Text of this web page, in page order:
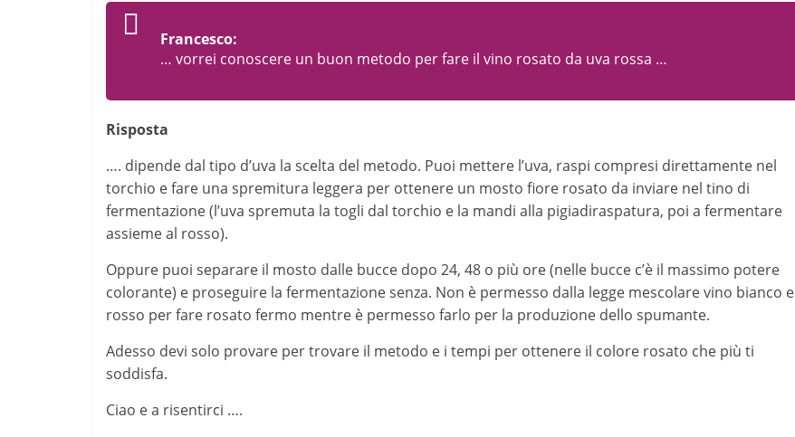
Francesco:
… vorrei conoscere un buon metodo per fare il vino rosato da uva rossa …
Risposta
…. dipende dal tipo d’uva la scelta del metodo. Puoi mettere l’uva, raspi compresi direttamente nel
torchio e fare una spremitura leggera per ottenere un mosto fiore rosato da inviare nel tino di
fermentazione (l’uva spremuta la togli dal torchio e la mandi alla pigiadiraspatura, poi a fermentare
assieme al rosso).
Oppure puoi separare il mosto dalle bucce dopo 24, 48 o più ore (nelle bucce c’è il massimo potere
colorante) e proseguire la fermentazione senza. Non è permesso dalla legge mescolare vino bianco e
rosso per fare rosato fermo mentre è permesso farlo per la produzione dello spumante.
Adesso devi solo provare per trovare il metodo e i tempi per ottenere il colore rosato che più ti
soddisfa.
Ciao e a risentirci ….